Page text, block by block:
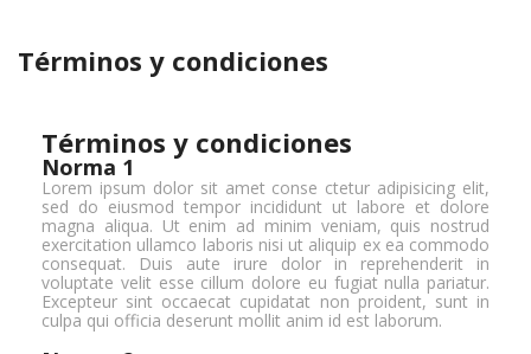
Términos y condiciones
Términos y condiciones
Norma 1
Lorem ipsum dolor sit amet conse ctetur adipisicing elit,
sed do eiusmod tempor incididunt ut labore et dolore
magna aliqua. Ut enim ad minim veniam, quis nostrud
exercitation ullamco laboris nisi ut aliquip ex ea commodo
consequat. Duis aute irure dolor in reprehenderit in
voluptate velit esse cillum dolore eu fugiat nulla pariatur.
Excepteur sint occaecat cupidatat non proident, sunt in
culpa qui officia deserunt mollit anim id est laborum.